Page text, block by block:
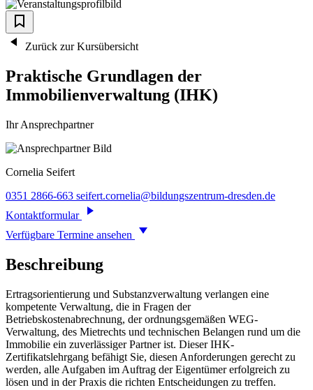
Zurück zur Kursübersicht
Praktische Grundlagen der
Immobilienverwaltung (IHK)
Ihr Ansprechpartner
Cornelia Seifert
0351 2866-663 seifert.cornelia@bildungszentrum-dresden.de
Kontaktformular
Verfügbare Termine ansehen
Beschreibung
Ertragsorientierung und Substanzverwaltung verlangen eine
kompetente Verwaltung, die in Fragen der
Betriebskostenabrechnung, der ordnungsgemäßen WEG-
Verwaltung, des Mietrechts und technischen Belangen rund um die
Immobilie ein zuverlässiger Partner ist. Dieser IHK-
Zertifikatslehrgang befähigt Sie, diesen Anforderungen gerecht zu
werden, alle Aufgaben im Auftrag der Eigentümer erfolgreich zu
lösen und in der Praxis die richten Entscheidungen zu treffen.